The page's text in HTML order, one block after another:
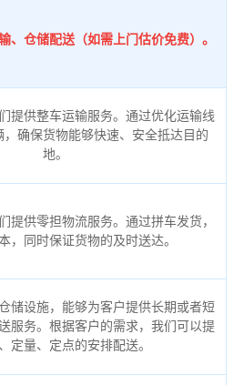
、仓储配送（如需上门估价免费）。
提供整车运输服务。通过优化运输线
，确保货物能够快速、安全抵达目的
地。
提供零担物流服务。通过拼车发货，
，同时保证货物的及时送达。
储设施，能够为客户提供长期或者短
服务。根据客户的需求，我们可以提
定量、定点的安排配送。